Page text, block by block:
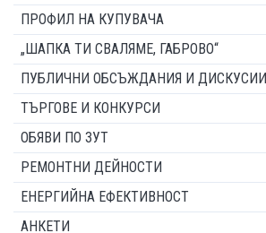
ПРОФИЛ НА КУПУВАЧА
„ШАПКА ТИ СВАЛЯМЕ, ГАБРОВО“
ПУБЛИЧНИ ОБСЪЖДАНИЯ И ДИСКУСИИ
ТЪРГОВЕ И КОНКУРСИ
ОБЯВИ ПО ЗУТ
РЕМОНТНИ ДЕЙНОСТИ
ЕНЕРГИЙНА ЕФЕКТИВНОСТ
АНКЕТИ